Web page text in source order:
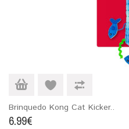
Brinquedo Kong Cat Kicker..
6.99€